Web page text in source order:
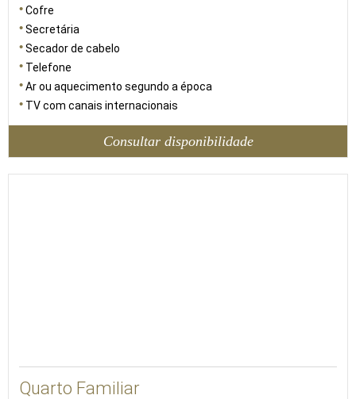
Cofre
Secretária
Secador de cabelo
Telefone
Ar ou aquecimento segundo a época
TV com canais internacionais
Consultar disponibilidade
Quarto Familiar